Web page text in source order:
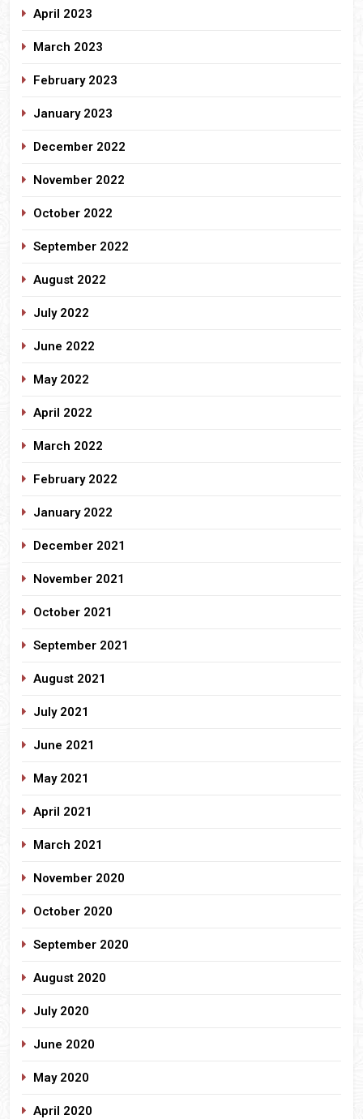
April 2023
March 2023
February 2023
January 2023
December 2022
November 2022
October 2022
September 2022
August 2022
July 2022
June 2022
May 2022
April 2022
March 2022
February 2022
January 2022
December 2021
November 2021
October 2021
September 2021
August 2021
July 2021
June 2021
May 2021
April 2021
March 2021
November 2020
October 2020
September 2020
August 2020
July 2020
June 2020
May 2020
April 2020